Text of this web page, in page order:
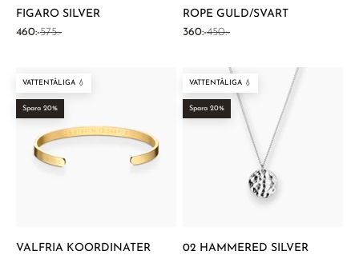
FIGARO SILVER
REA-pris
460:-Pris
575:-
ROPE GULD/SVART
REA-pris
360:-Pris
450:-
VATTENTÅLIGA 💧
Spara 20%
VALFRIA KOORDINATER
VATTENTÅLIGA 💧
Spara 20%
02 HAMMERED SILVER